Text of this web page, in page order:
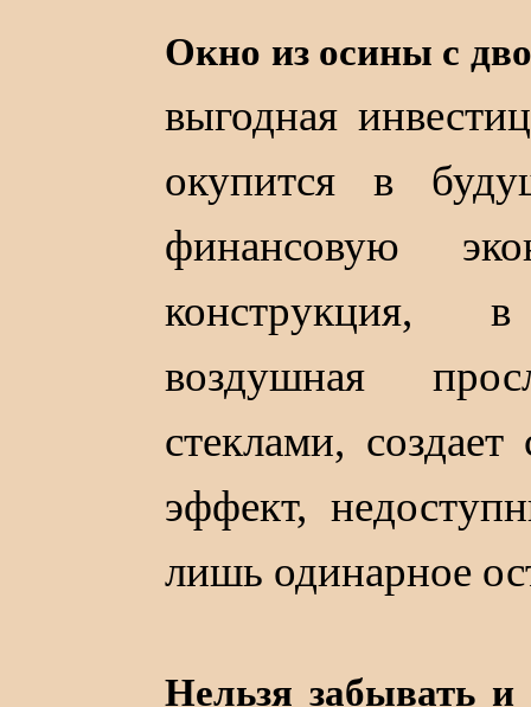
Окно из осины с
выгодная
окупится в
финансовую
конструкция,
воздушная
стеклами,
эффект,
лишь одинарное
Нельзя забывать